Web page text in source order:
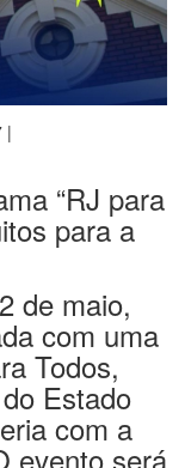
“RJ para
para a
de maio,
com uma
Todos,
Estado
com a
evento será